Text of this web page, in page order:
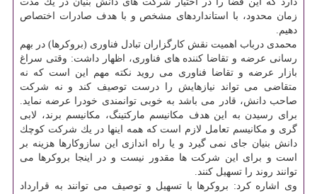
زمان محدود، با استانداردهای مشخص و با هدف صادرات اختصاص
دهیم.
محمدی درباب اهمیت نقش كارگزاران تبادل فناوری (بروكرها) در بهم
رسانی عرضه و تقاضا كننده های فناوری، اظهار داشت: وقتی سراغ
بازار عرضه و تقاضا فناوری می روید نكته مهم این است كه نه
متقاضی می تواند نیازهایش را درست توصیف كند و نه شركت
صاحب دانش، قادر می باشد به خوبی توانمندی خودرا عرضه نماید.
برای رسیدن به این هدف مكانیسم ماركتینگ، مكانیسم برند، لابی
گری و مكانیسم تعامل لازم است كه همه اینها در یك شركت كوچك
دانش بنیان جای نمی گیرد و یا راه اندازی این سازوكارها هزینه بر
است و برای این شركت ها مقدور نیست و در اینجا بروكرها می
توانند روند را تسهیل كنند.
وی اشاره كرد: بروكرها با تسهیل و توصیف می توانند به قرارداد